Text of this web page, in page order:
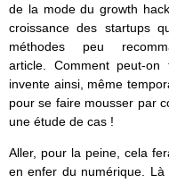
de la mode du growth
croissance des startups
méthodes peu
article. Comment peut-
invente ainsi, même
pour se faire mousser par
une étude de cas !
Aller, pour la peine, cela
en enfer du numérique.